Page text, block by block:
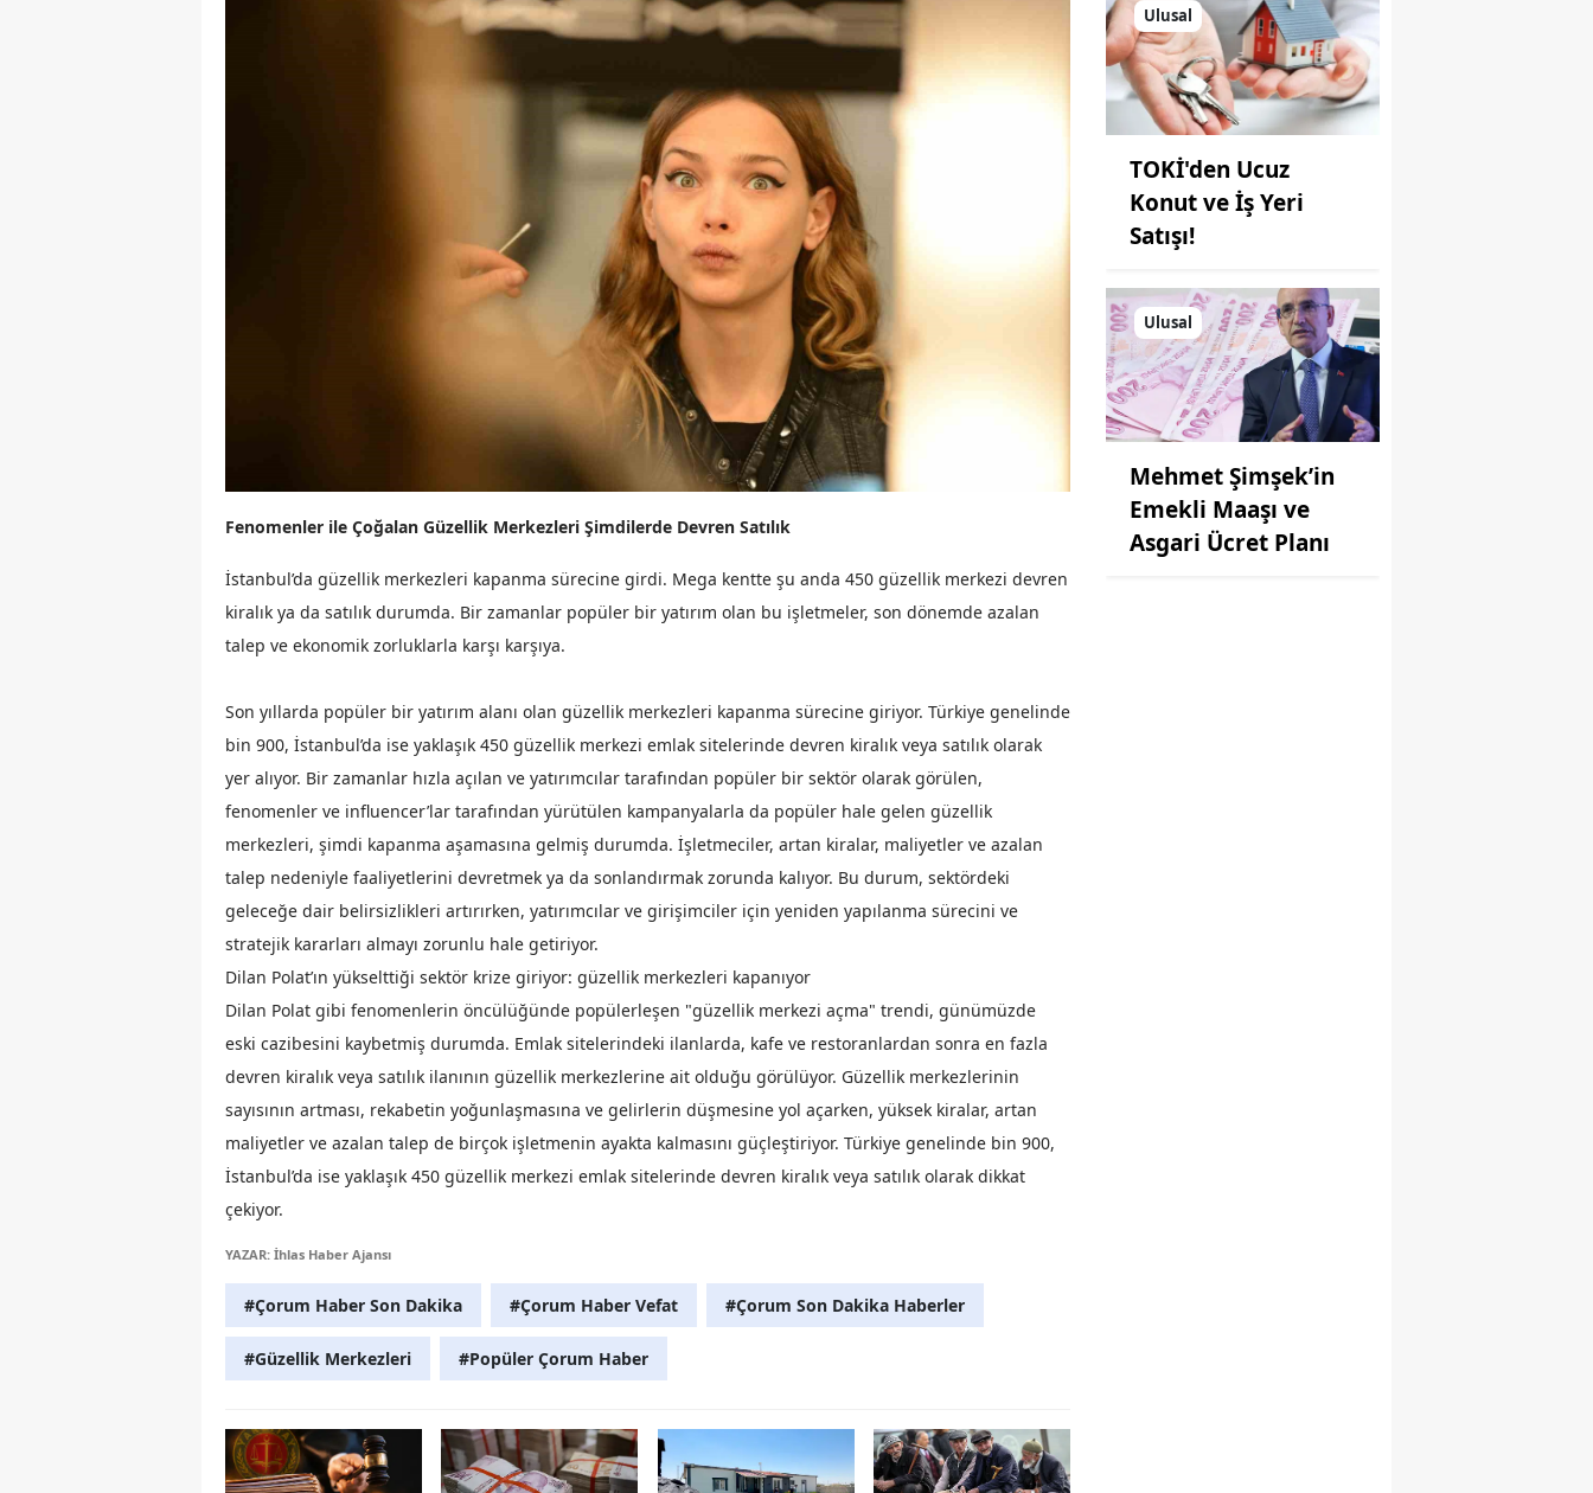
Erzincan
Erzurum
Hakkari
İzmir
Kayseri
Kırklareli
Kırşehir
Kocaeli
Malatya
Manisa
Kahramanmaraş
Mardin
Muş
Nevşehir
Ordu
Rize
Fenomenler ile Çoğalan Güzellik Merkezleri Şimdilerde Devren Satılık
İstanbul’da güzellik merkezleri kapanma sürecine girdi. Mega kentte şu anda 450 güzellik merkezi devren
kiralık ya da satılık durumda. Bir zamanlar popüler bir yatırım olan bu işletmeler, son dönemde azalan
talep ve ekonomik zorluklarla karşı karşıya.
Son yıllarda popüler bir yatırım alanı olan güzellik merkezleri kapanma sürecine giriyor. Türkiye genelinde
bin 900, İstanbul’da ise yaklaşık 450 güzellik merkezi emlak sitelerinde devren kiralık veya satılık olarak
yer alıyor. Bir zamanlar hızla açılan ve yatırımcılar tarafından popüler bir sektör olarak görülen,
fenomenler ve influencer’lar tarafından yürütülen kampanyalarla da popüler hale gelen güzellik
merkezleri, şimdi kapanma aşamasına gelmiş durumda. İşletmeciler, artan kiralar, maliyetler ve azalan
talep nedeniyle faaliyetlerini devretmek ya da sonlandırmak zorunda kalıyor. Bu durum, sektördeki
geleceğe dair belirsizlikleri artırırken, yatırımcılar ve girişimciler için yeniden yapılanma sürecini ve
stratejik kararları almayı zorunlu hale getiriyor.
Dilan Polat’ın yükselttiği sektör krize giriyor: güzellik merkezleri kapanıyor
Dilan Polat gibi fenomenlerin öncülüğünde popülerleşen "güzellik merkezi açma" trendi, günümüzde
eski cazibesini kaybetmiş durumda. Emlak sitelerindeki ilanlarda, kafe ve restoranlardan sonra en fazla
devren kiralık veya satılık ilanının güzellik merkezlerine ait olduğu görülüyor. Güzellik merkezlerinin
sayısının artması, rekabetin yoğunlaşmasına ve gelirlerin düşmesine yol açarken, yüksek kiralar, artan
maliyetler ve azalan talep de birçok işletmenin ayakta kalmasını güçleştiriyor. Türkiye genelinde bin 900,
İstanbul’da ise yaklaşık 450 güzellik merkezi emlak sitelerinde devren kiralık veya satılık olarak dikkat
çekiyor.
YAZAR: İhlas Haber Ajansı
#Çorum Haber Son Dakika #Çorum Haber Vefat #Çorum Son Dakika Haberler
#Güzellik Merkezleri #Popüler Çorum Haber
Ulusal
TOKİ'den Ucuz
Konut ve İş Yeri
Satışı!
Ulusal
Mehmet Şimşek’in
Emekli Maaşı ve
Asgari Ücret Planı